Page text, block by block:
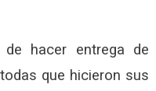
hacer entrega de
que hicieron sus